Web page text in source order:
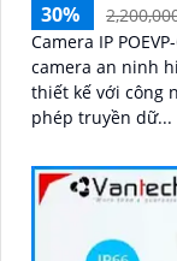
30%
Camera IP
camera an ninh
thiết kế với công
phép truyền dữ...